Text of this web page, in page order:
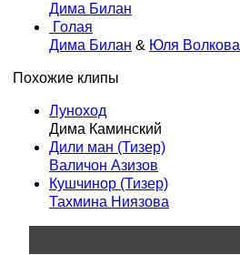
Дима Билан
Голая
Дима Билан & Юля Волкова
Похожие клипы
Луноход
Дима Каминский
Дили ман (Тизер)
Валичон Азизов
Кушчинор (Тизер)
Тахмина Ниязова